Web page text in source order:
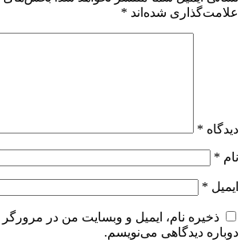
علامت‌گذاری شده‌اند *
دیدگاه *
نام *
ایمیل *
ذخیره نام، ایمیل و وبسایت من در
دوباره دیدگاهی می‌نویسم.